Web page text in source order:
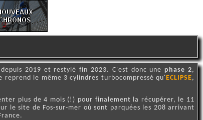
2019 et restylé fin 2023. C'est donc unephase 2,
le même 3 cylindres turbocompressé qu'ECLIPSE,
plus de 4 mois (!) pour finalement la récupérer, le 11
le site de Fos-sur-mer où sont parquées les 208 arrivant